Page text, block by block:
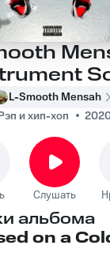
L-Smooth Mensah
и хип-хоп
Слушать
альбома
on a